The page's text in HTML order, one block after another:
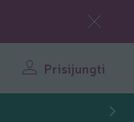
Prisijungti